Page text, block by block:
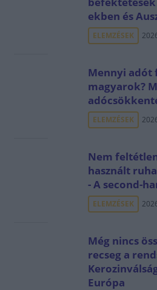
ekben és
ELEMZÉSEK
Mennyi adót
magyarok?
ELEMZÉSEK
Nem
használt
- A second-
ELEMZÉSEK
Még nincs
recseg a
Európa